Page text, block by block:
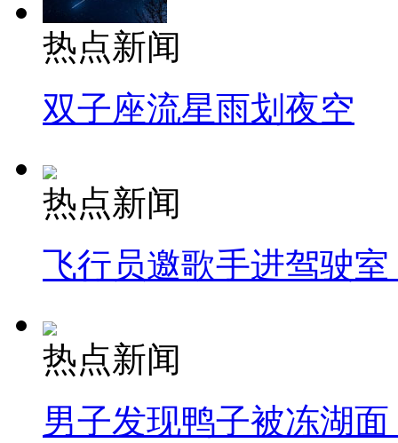
热点新闻
双子座流星雨划夜空
热点新闻
飞行员邀歌手进驾驶
热点新闻
男子发现鸭子被冻湖